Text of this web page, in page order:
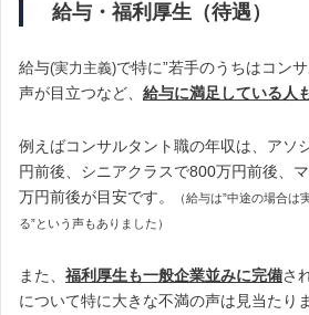
給与・福利厚生（待遇）
給与(実力主義)で特に”若手のうちはコン
声が目立つなど、 給与に満足している人
例えばコンサルタント職の年収は、アソ
円前後、シニアクラスで800万円前後、
万円前後が目安です。
（給与は”中途の場合
る”という声もありました）
また、 福利厚生も一般企業並みに完備さ
について特に大きな不満の声は見当たり